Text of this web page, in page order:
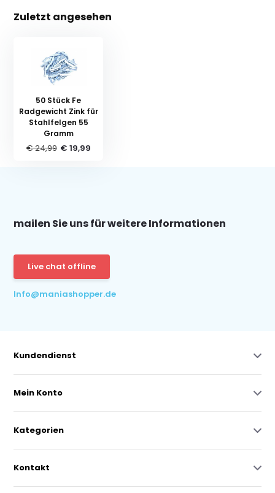
Zuletzt angesehen
50 Stück Fe
Radgewicht Zink für
Stahlfelgen 55
Gramm
€ 24,99 € 19,99
mailen Sie uns für weitere Informationen
Live chat offline
Info@maniashopper.de
Kundendienst
Mein Konto
Kategorien
Kontakt